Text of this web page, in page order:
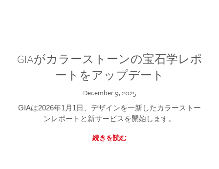
GIAがカラーストーンの宝石学レポ
ートをアップデート
December 9, 2025
GIAは2026年1月1日、デザインを一新したカラーストー
ンレポートと新サービスを開始します。
続きを読む